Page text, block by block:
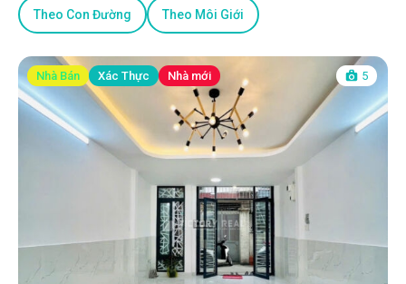
Theo Con Đường Theo Môi Giới
Nhà Bán Xác Thực Nhà mới 5